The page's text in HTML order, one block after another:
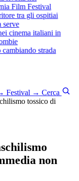
Film Festival
tra gli ospitiai
cinema italiani in
strada
Festival → Cerca
tossico di
non